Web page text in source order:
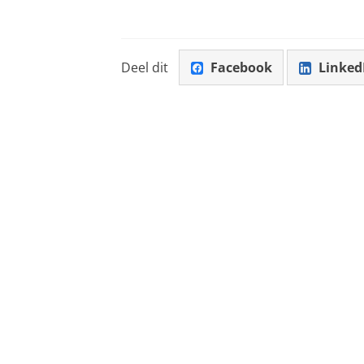
Deel dit Facebook